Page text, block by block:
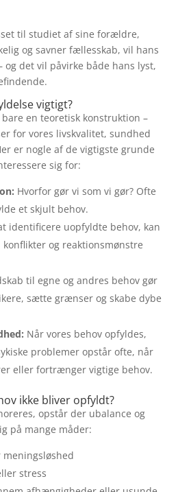
til studiet af sine forældre,
og savner fællesskab, vil hans
det vil påvirke både hans lyst,
vigtigt?
en teoretisk konstruktion –
for vores livskvalitet, sundhed
er nogle af de vigtigste grunde
sig for:
Hvorfor gør vi som vi gør? Ofte
et skjult behov.
identificere uopfyldte behov, kan
og reaktionsmønstre
til egne og andres behov gør
sætte grænser og skabe dybe
Når vores behov opfyldes,
problemer opstår ofte, når
eller fortrænger vigtige behov.
ikke bliver opfyldt?
opstår der ubalance og
på mange måder:
meningsløshed
stress